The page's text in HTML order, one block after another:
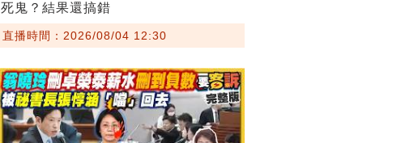
死鬼？結果還搞錯
直播時間：2026/08/04 12:30